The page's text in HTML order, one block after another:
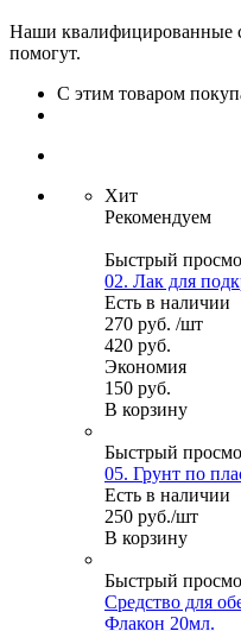
Наши квалифицированные
помогут.
С этим товаром
Хит
Рекомендуем
Быстрый
02. Лак для
Есть в наличии
270 руб. /шт
420 руб.
Экономия
150 руб.
В корзину
Быстрый
05. Грунт по
Есть в наличии
250 руб./шт
В корзину
Быстрый
Средство для
Флакон 20мл.